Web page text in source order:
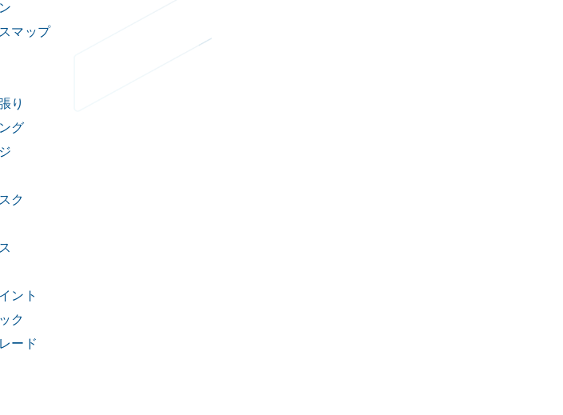
マップ
り
グ
ク
ント
ク
ード